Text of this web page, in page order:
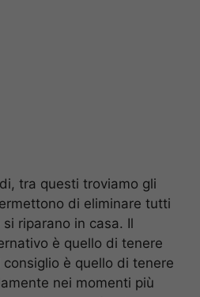
tra questi troviamo gli
di eliminare tutti
riparano in casa. Il
è quello di tenere
consiglio è quello di tenere
nei momenti più